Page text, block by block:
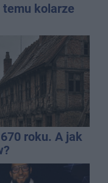
temu kolarze
roku. A jak